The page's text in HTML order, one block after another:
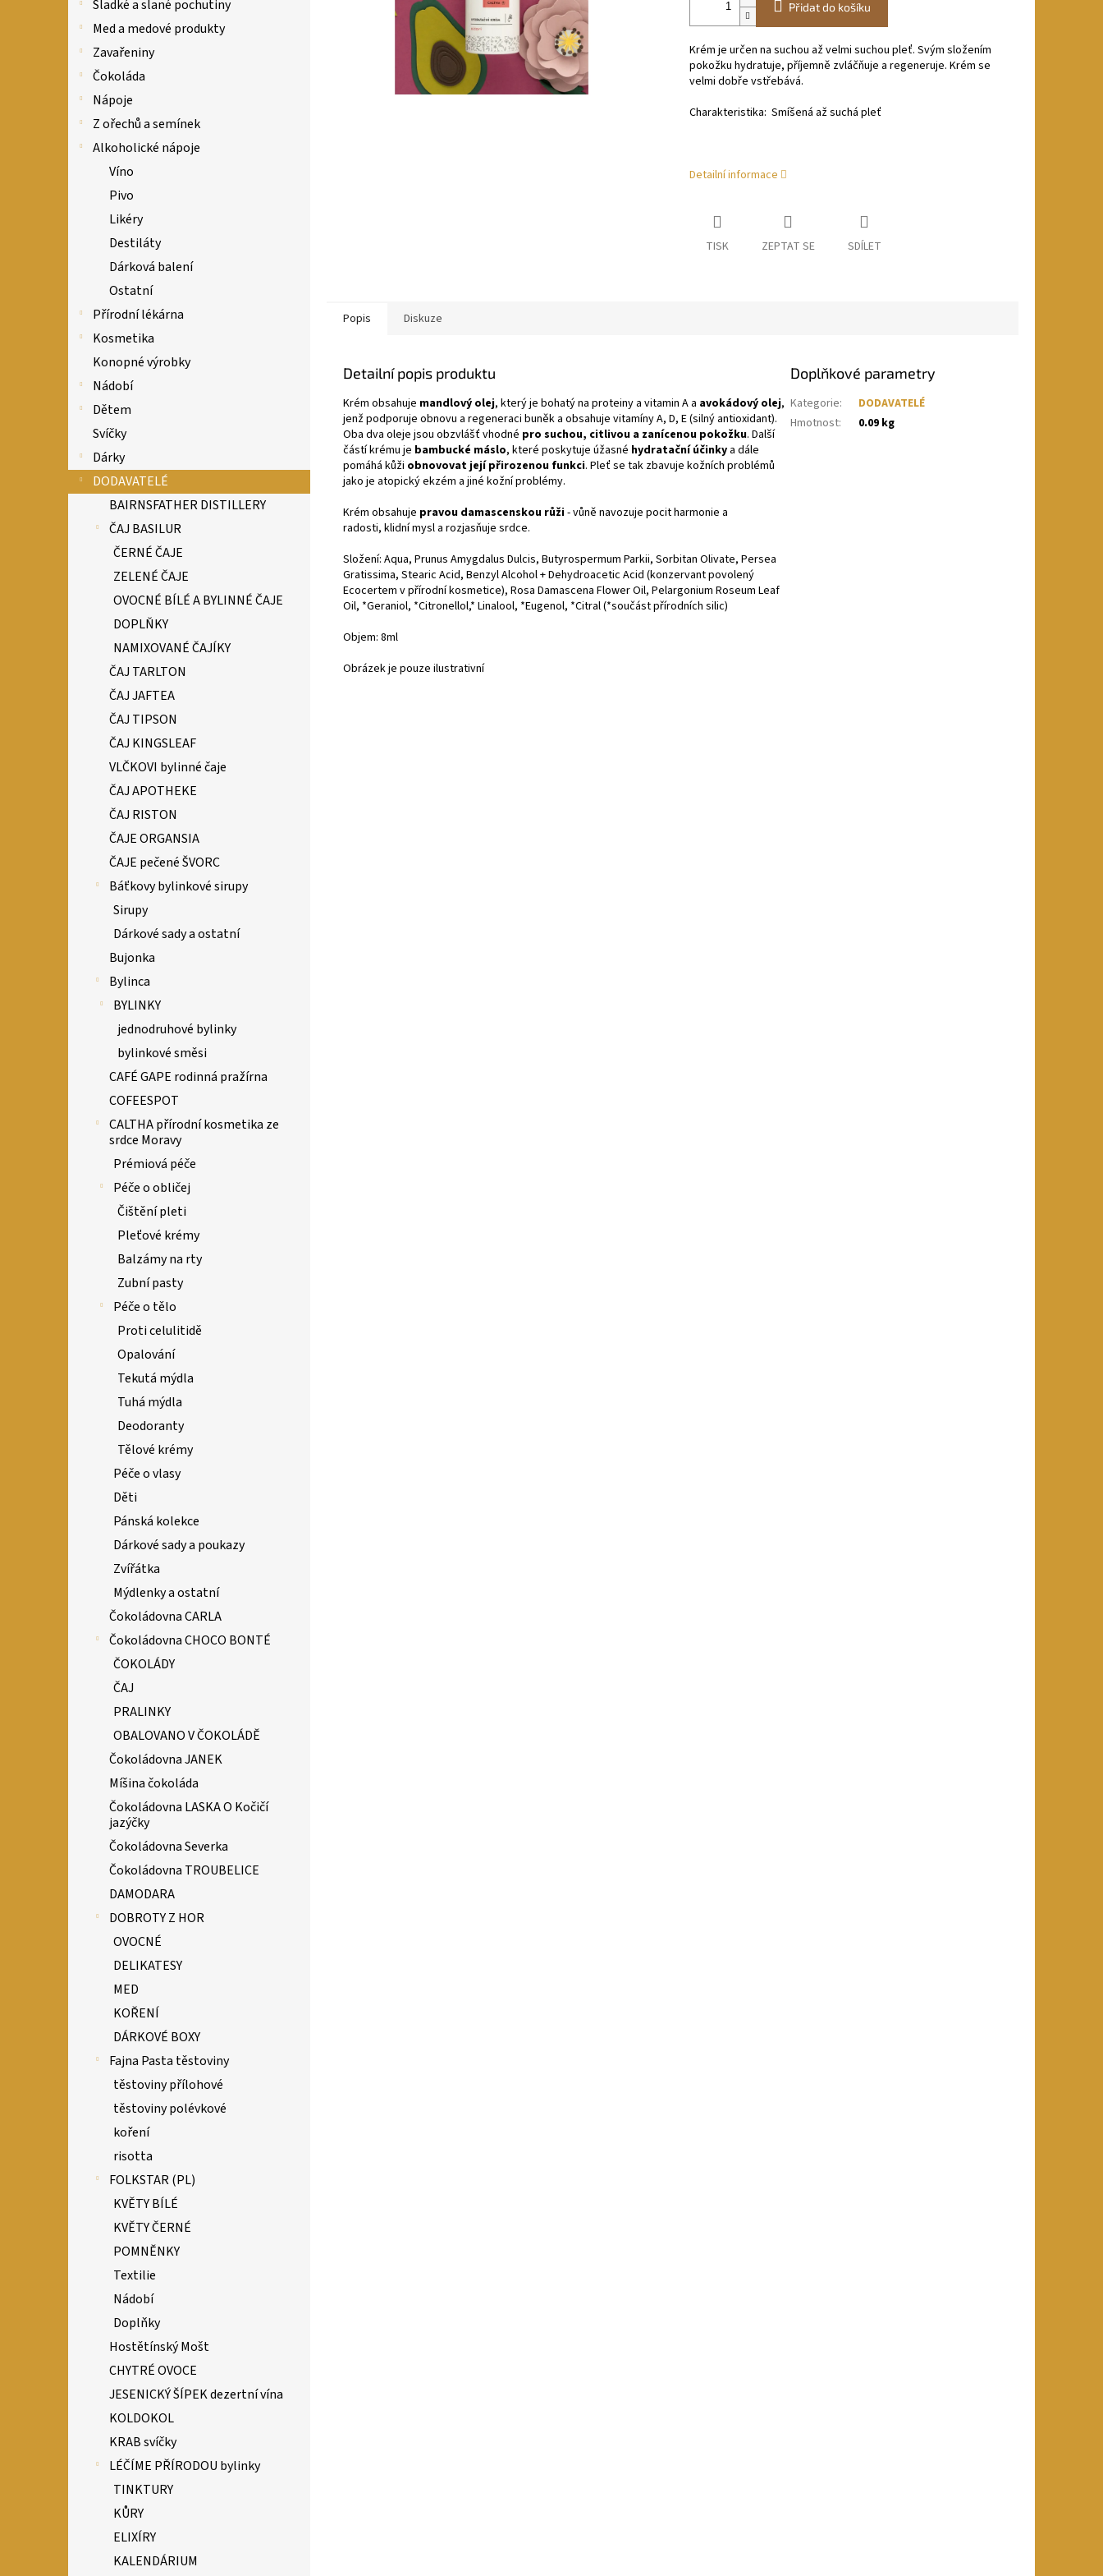
Sladké a slané pochutiny
Med a medové produkty
Zavařeniny
Čokoláda
Nápoje
Z ořechů a semínek
Alkoholické nápoje
Víno
Pivo
Likéry
Destiláty
Dárková balení
Ostatní
Přírodní lékárna
Kosmetika
Konopné výrobky
Nádobí
Dětem
Svíčky
Dárky
DODAVATELÉ
BAIRNSFATHER DISTILLERY
ČAJ BASILUR
ČERNÉ ČAJE
ZELENÉ ČAJE
OVOCNÉ BÍLÉ A BYLINNÉ ČAJE
DOPLŇKY
NAMIXOVANÉ ČAJÍKY
ČAJ TARLTON
ČAJ JAFTEA
ČAJ TIPSON
ČAJ KINGSLEAF
VLČKOVI bylinné čaje
ČAJ APOTHEKE
ČAJ RISTON
ČAJE ORGANSIA
ČAJE pečené ŠVORC
Báťkovy bylinkové sirupy
Sirupy
Dárkové sady a ostatní
Bujonka
Bylinca
BYLINKY
jednodruhové bylinky
bylinkové směsi
CAFÉ GAPE rodinná pražírna
COFEESPOT
CALTHA přírodní kosmetika ze
srdce Moravy
Prémiová péče
Péče o obličej
Čištění pleti
Pleťové krémy
Balzámy na rty
Zubní pasty
Péče o tělo
Proti celulitidě
Opalování
Tekutá mýdla
Tuhá mýdla
Deodoranty
Tělové krémy
Péče o vlasy
Děti
Pánská kolekce
Dárkové sady a poukazy
Zvířátka
Mýdlenky a ostatní
Čokoládovna CARLA
Čokoládovna CHOCO BONTÉ
ČOKOLÁDY
ČAJ
PRALINKY
OBALOVANO V ČOKOLÁDĚ
Čokoládovna JANEK
Míšina čokoláda
Čokoládovna LASKA O Kočičí
jazýčky
Čokoládovna Severka
Čokoládovna TROUBELICE
DAMODARA
DOBROTY Z HOR
OVOCNÉ
DELIKATESY
MED
KOŘENÍ
DÁRKOVÉ BOXY
Fajna Pasta těstoviny
těstoviny přílohové
těstoviny polévkové
koření
risotta
FOLKSTAR (PL)
KVĚTY BÍLÉ
KVĚTY ČERNÉ
POMNĚNKY
Textilie
Nádobí
Doplňky
Hostětínský Mošt
CHYTRÉ OVOCE
JESENICKÝ ŠÍPEK dezertní vína
KOLDOKOL
KRAB svíčky
LÉČÍME PŘÍRODOU bylinky
TINKTURY
KŮRY
ELIXÍRY
KALENDÁRIUM
Přidat do košíku
Krém je určen na suchou až velmi suchou pleť. Svým složením
pokožku hydratuje, příjemně zvláčňuje a regeneruje. Krém se
velmi dobře vstřebává.
Charakteristika: Smíšená až suchá pleť
Detailní informace
TISK ZEPTAT SE SDÍLET
Popis Diskuze
Detailní popis produktu
Krém obsahuje mandlový olej, který je bohatý na proteiny a vitamin A a avokádový olej,
jenž podporuje obnovu a regeneraci buněk a obsahuje vitamíny A, D, E (silný antioxidant).
Oba dva oleje jsou obzvlášť vhodné pro suchou, citlivou a zanícenou pokožku. Další
částí krému je bambucké máslo, které poskytuje úžasné hydratační účinky a dále
pomáhá kůži obnovovat její přirozenou funkci. Pleť se tak zbavuje kožních problémů
jako je atopický ekzém a jiné kožní problémy.
Krém obsahuje pravou damascenskou růži- vůně navozuje pocit harmonie a
radosti, klidní mysl a rozjasňuje srdce.
Složení: Aqua, Prunus Amygdalus Dulcis, Butyrospermum Parkii, Sorbitan Olivate, Persea
Gratissima, Stearic Acid, Benzyl Alcohol + Dehydroacetic Acid (konzervant povolený
Ecocertem v přírodní kosmetice), Rosa Damascena Flower Oil, Pelargonium Roseum Leaf
Oil, *Geraniol, *Citronellol,* Linalool, *Eugenol, *Citral (*součást přírodních silic)
Objem: 8ml
Obrázek je pouze ilustrativní
Doplňkové parametry
Kategorie:
DODAVATELÉ
Hmotnost: 0.09 kg